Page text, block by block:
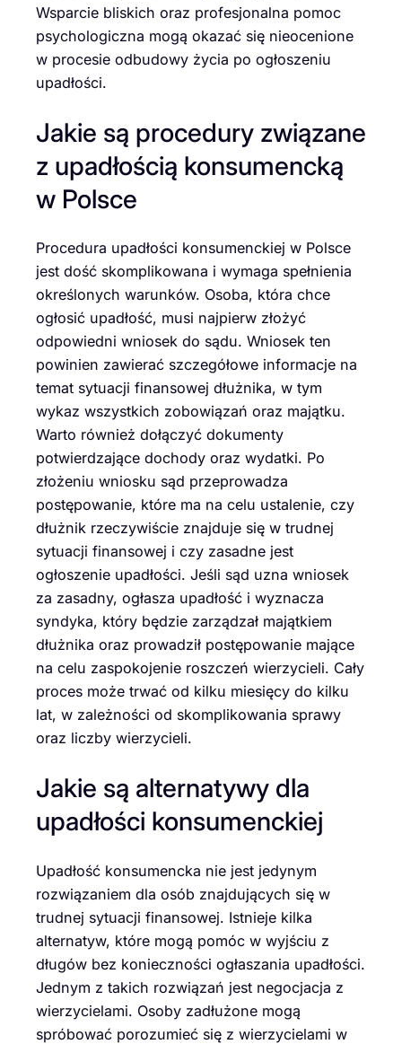
Wsparcie bliskich oraz profesjonalna pomoc
psychologiczna mogą okazać się nieocenione
w procesie odbudowy życia po ogłoszeniu
upadłości.
Jakie są procedury związane
z upadłością konsumencką
w Polsce
Procedura upadłości konsumenckiej w Polsce
jest dość skomplikowana i wymaga spełnienia
określonych warunków. Osoba, która chce
ogłosić upadłość, musi najpierw złożyć
odpowiedni wniosek do sądu. Wniosek ten
powinien zawierać szczegółowe informacje na
temat sytuacji finansowej dłużnika, w tym
wykaz wszystkich zobowiązań oraz majątku.
Warto również dołączyć dokumenty
potwierdzające dochody oraz wydatki. Po
złożeniu wniosku sąd przeprowadza
postępowanie, które ma na celu ustalenie, czy
dłużnik rzeczywiście znajduje się w trudnej
sytuacji finansowej i czy zasadne jest
ogłoszenie upadłości. Jeśli sąd uzna wniosek
za zasadny, ogłasza upadłość i wyznacza
syndyka, który będzie zarządzał majątkiem
dłużnika oraz prowadził postępowanie mające
na celu zaspokojenie roszczeń wierzycieli. Cały
proces może trwać od kilku miesięcy do kilku
lat, w zależności od skomplikowania sprawy
oraz liczby wierzycieli.
Jakie są alternatywy dla
upadłości konsumenckiej
Upadłość konsumencka nie jest jedynym
rozwiązaniem dla osób znajdujących się w
trudnej sytuacji finansowej. Istnieje kilka
alternatyw, które mogą pomóc w wyjściu z
długów bez konieczności ogłaszania upadłości.
Jednym z takich rozwiązań jest negocjacja z
wierzycielami. Osoby zadłużone mogą
spróbować porozumieć się z wierzycielami w